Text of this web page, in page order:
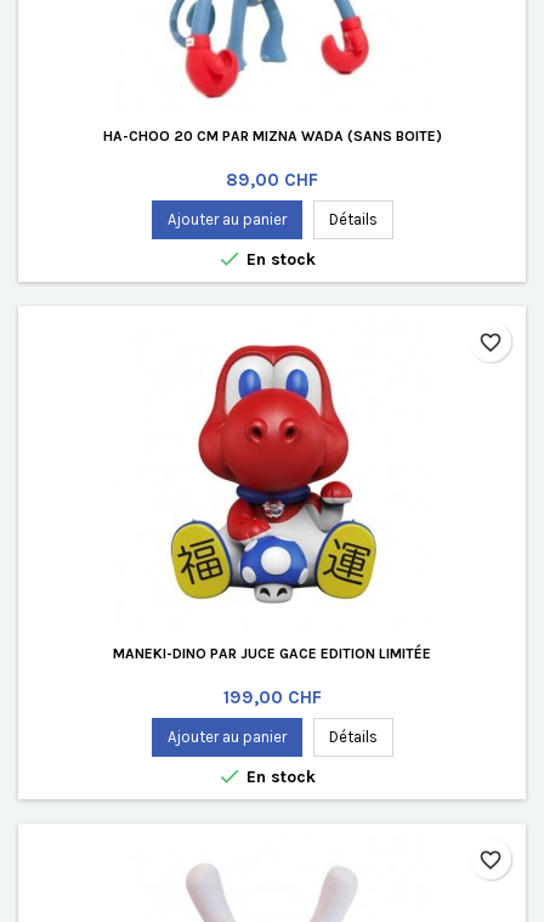
HA-CHOO 20 CM PAR MIZNA WADA (SANS BOITE)
Prix
89,00 CHF
Ajouter au panier Détails
 En stock
MANEKI-DINO PAR JUCE GACE EDITION LIMITÉE
Prix
199,00 CHF
Ajouter au panier Détails
 En stock
favorite_border
favorite_border